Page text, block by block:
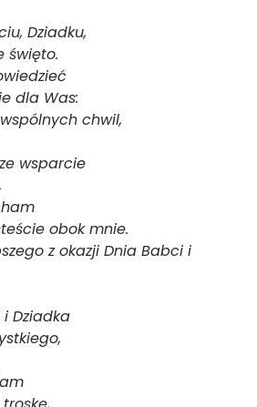
Dziadku,
święto.
dla Was:
chwil,
wsparcie
obok mnie.
z okazji Dnia Babci i
Dziadka